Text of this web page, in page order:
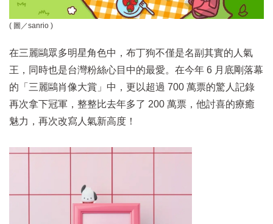
( 圖／sanrio )
在三麗鷗眾多明星角色中，布丁狗不僅是名副其實的人氣
王，同時也是台灣粉絲心目中的最愛。在今年 6 月底剛落幕
的「三麗鷗肖像大賞」中，更以超過 700 萬票的驚人記錄
再次拿下冠軍，整整比去年多了 200 萬票，他討喜的療癒
魅力，再次改寫人氣新高度！